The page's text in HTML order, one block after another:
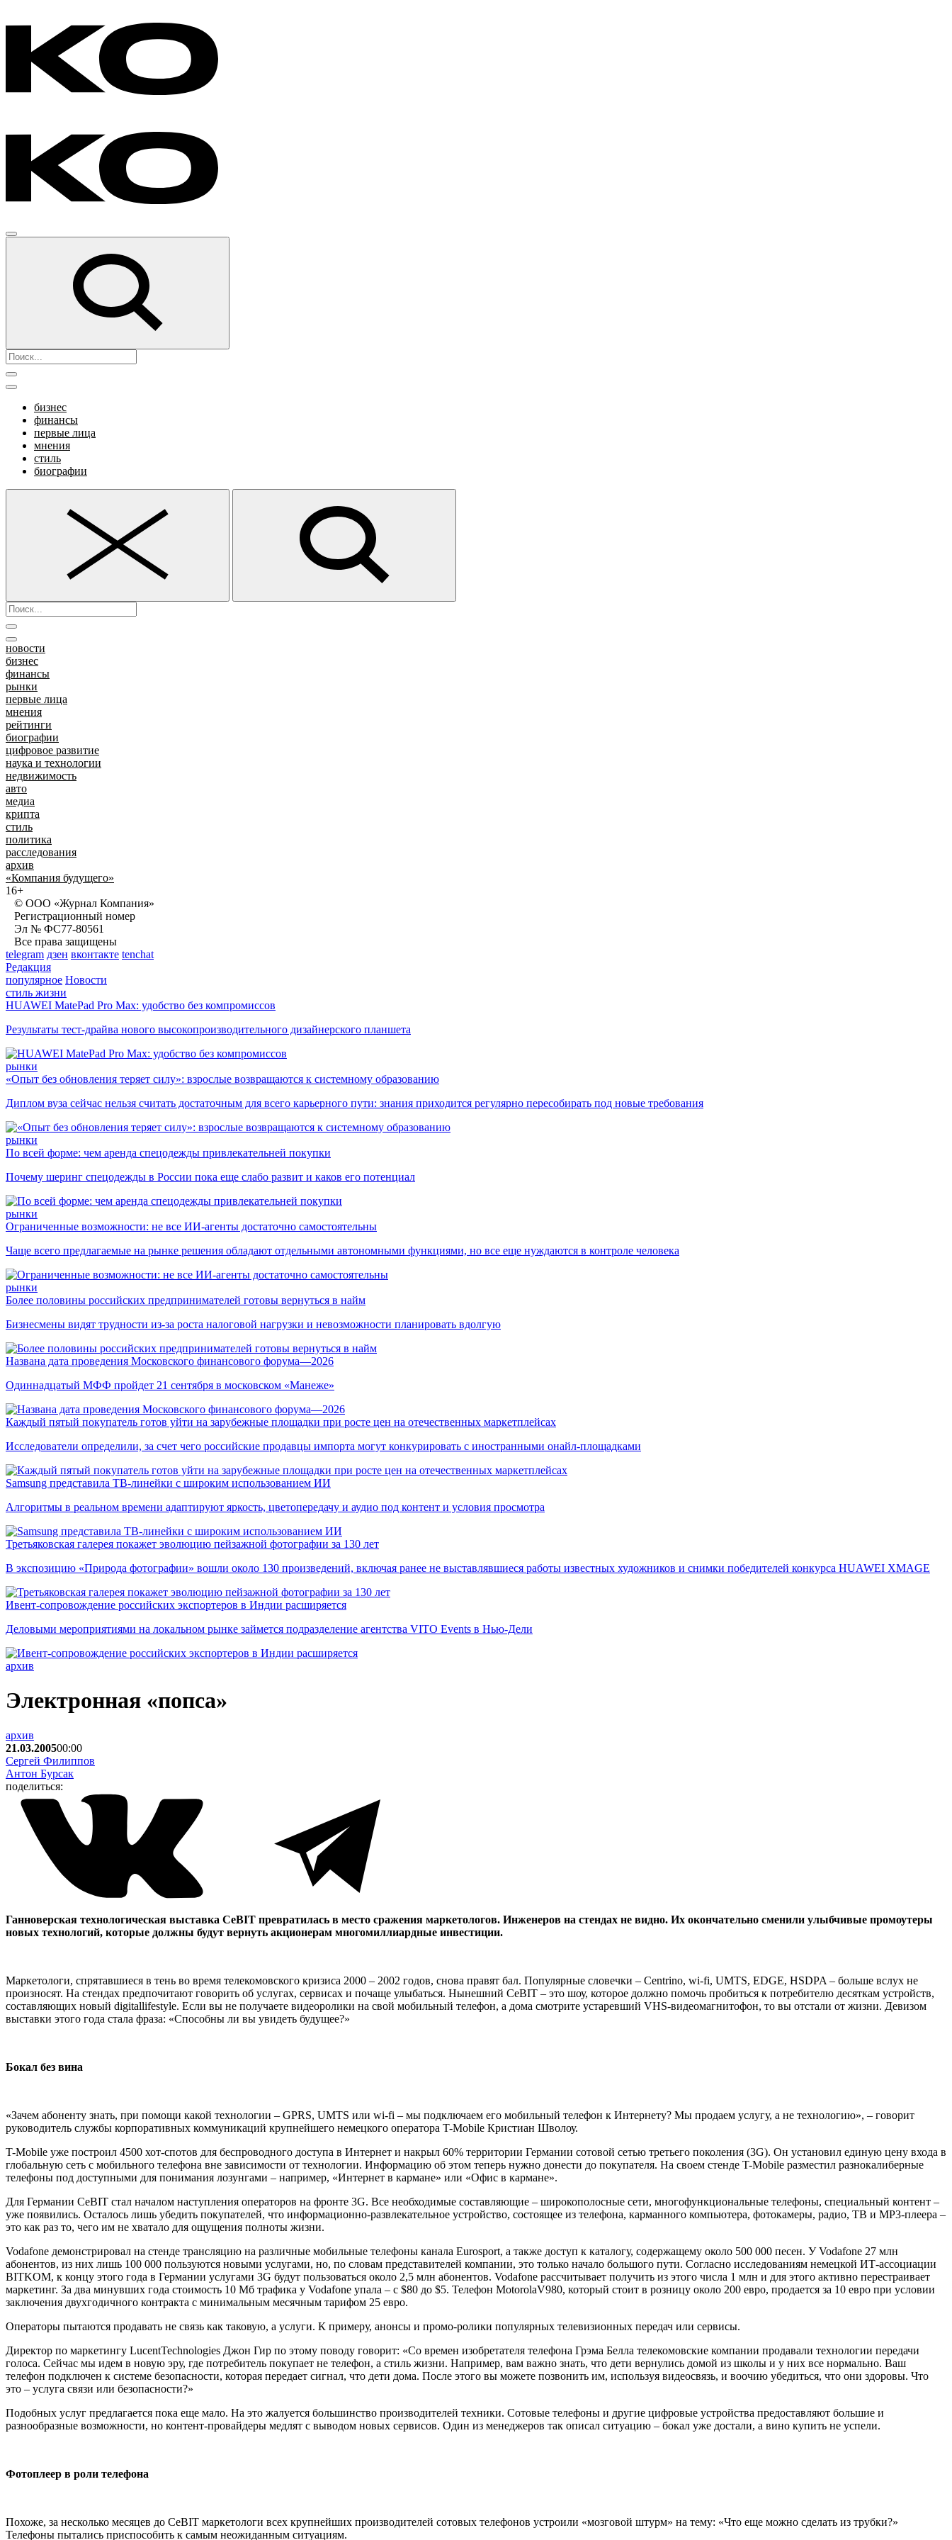
бизнес
финансы
первые лица
мнения
стиль
биографии
новости
бизнес
финансы
рынки
первые лица
мнения
рейтинги
биографии
цифровое развитие
наука и технологии
недвижимость
авто
медиа
крипта
стиль
политика
расследования
архив
«Компания будущего»
16+
© ООО «Журнал Компания»
Регистрационный номер
Эл № ФС77-80561
Все права защищены
telegram дзен вконтакте tenchat
Редакция
популярное Новости
стиль жизни
HUAWEI MatePad Pro Max: удобство без компромиссов
Результаты тест-драйва нового высокопроизводительного дизайнерского планшета
рынки
«Опыт без обновления теряет силу»: взрослые возвращаются к системному образованию
Диплом вуза сейчас нельзя считать достаточным для всего карьерного пути: знания приходится регулярно пересобирать под новые требования
рынки
По всей форме: чем аренда спецодежды привлекательней покупки
Почему шеринг спецодежды в России пока еще слабо развит и каков его потенциал
рынки
Ограниченные возможности: не все ИИ-агенты достаточно самостоятельны
Чаще всего предлагаемые на рынке решения обладают отдельными автономными функциями, но все еще нуждаются в контроле человека
рынки
Более половины российских предпринимателей готовы вернуться в найм
Бизнесмены видят трудности из-за роста налоговой нагрузки и невозможности планировать вдолгую
Названа дата проведения Московского финансового форума—2026
Одиннадцатый МФФ пройдет 21 сентября в московском «Манеже»
Каждый пятый покупатель готов уйти на зарубежные площадки при росте цен на отечественных маркетплейсах
Исследователи определили, за счет чего российские продавцы импорта могут конкурировать с иностранными онайл-площадками
Samsung представила ТВ-линейки с широким использованием ИИ
Алгоритмы в реальном времени адаптируют яркость, цветопередачу и аудио под контент и условия просмотра
Третьяковская галерея покажет эволюцию пейзажной фотографии за 130 лет
В экспозицию «Природа фотографии» вошли около 130 произведений, включая ранее не выставлявшиеся работы известных художников и снимки победителей конкурса HUAWEI XMAGE
Ивент-сопровождение российских экспортеров в Индии расширяется
Деловыми мероприятиями на локальном рынке займется подразделение агентства VITO Events в Нью-Дели
архив
Электронная «попса»
архив
21.03.200500:00
Сергей Филиппов
Антон Бурсак
поделиться:
Ганноверская технологическая выставка CeBIT превратилась в место сражения маркетологов. Инженеров на стендах не видно. Их окончательно сменили улыбчивые промоутеры
новых технологий, которые должны будут вернуть акционерам многомиллиардные инвестиции.
Маркетологи, спрятавшиеся в тень во время телекомовского кризиса 2000 – 2002 годов, снова правят бал. Популярные словечки – Centrino, wi-fi, UMTS, EDGE, HSDPA – больше вслух не
произносят. На стендах предпочитают говорить об услугах, сервисах и почаще улыбаться. Нынешний CeBIT – это шоу, которое должно помочь пробиться к потребителю десяткам устройств,
составляющих новый digitallifestyle. Если вы не получаете видеоролики на свой мобильный телефон, а дома смотрите устаревший VHS-видеомагнитофон, то вы отстали от жизни. Девизом
выставки этого года стала фраза: «Способны ли вы увидеть будущее?»
Бокал без вина
«Зачем абоненту знать, при помощи какой технологии – GPRS, UMTS или wi-fi – мы подключаем его мобильный телефон к Интернету? Мы продаем услугу, а не технологию», – говорит
руководитель службы корпоративных коммуникаций крупнейшего немецкого оператора T-Mobile Кристиан Шволоу.
T-Mobile уже построил 4500 хот-спотов для беспроводного доступа в Интернет и накрыл 60% территории Германии сотовой сетью третьего поколения (3G). Он установил единую цену входа в
глобальную сеть с мобильного телефона вне зависимости от технологии. Информацию об этом теперь нужно донести до покупателя. На своем стенде T-Mobile разместил разнокалиберные
телефоны под доступными для понимания лозунгами – например, «Интернет в кармане» или «Офис в кармане».
Для Германии CeBIT стал началом наступления операторов на фронте 3G. Все необходимые составляющие – широкополосные сети, многофункциональные телефоны, специальный контент –
уже появились. Осталось лишь убедить покупателей, что информационно-развлекательное устройство, состоящее из телефона, карманного компьютера, фотокамеры, радио, ТВ и MP3-плеера –
это как раз то, чего им не хватало для ощущения полноты жизни.
Vodafone демонстрировал на стенде трансляцию на различные мобильные телефоны канала Eurosport, а также доступ к каталогу, содержащему около 500 000 песен. УVodafone 27 млн
абонентов, из них лишь 100 000 пользуются новыми услугами, но, по словам представителей компании, это только начало большого пути. Согласно исследованиям немецкой ИТ-ассоциации
BITKOM, к концу этого года в Германии услугами 3G будут пользоваться около 2,5 млн абонентов. Vodafone рассчитывает получить из этого числа 1 млн и для этого активно перестраивает
маркетинг. За два минувших года стоимость 10 Мб трафика у Vodafone упала – с $80 до $5. Телефон MotorolaV980, который стоит в розницу около 200 евро, продается за 10 евро при условии
заключения двухгодичного контракта с минимальным месячным тарифом 25 евро.
Операторы пытаются продавать не связь как таковую, а услуги. К примеру, анонсы и промо-ролики популярных телевизионных передач или сервисы.
Директор по маркетингу LucentTechnologies Джон Гир по этому поводу говорит: «Со времен изобретателя телефона Грэма Белла телекомовские компании продавали технологии передачи
голоса. Сейчас мы идем в новую эру, где потребитель покупает не телефон, а стиль жизни. Например, вам важно знать, что дети вернулись домой из школы и у них все нормально. Ваш
телефон подключен к системе безопасности, которая передает сигнал, что дети дома. После этого вы можете позвонить им, используя видеосвязь, и воочию убедиться, что они здоровы. Что
это – услуга связи или безопасности?»
Подобных услуг предлагается пока еще мало. На это жалуется большинство производителей техники. Сотовые телефоны и другие цифровые устройства предоставляют большие и
разнообразные возможности, но контент-провайдеры медлят с выводом новых сервисов. Один из менеджеров так описал ситуацию – бокал уже достали, а вино купить не успели.
Фотоплеер в роли телефона
Похоже, за несколько месяцев до CeBIT маркетологи всех крупнейших производителей сотовых телефонов устроили «мозговой штурм» на тему: «Что еще можно сделать из трубки?»
Телефоны пытались приспособить к самым неожиданным ситуациям.